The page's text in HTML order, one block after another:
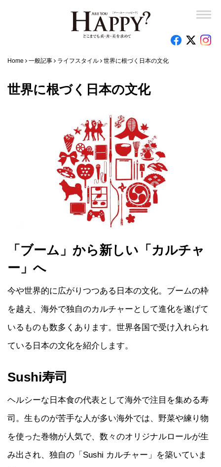
Home 一般記事 ライフスタイル 世界に根づく日本の文化
世界に根づく日本の文化
「ブーム」から新しい「カルチャ
ー」へ
今や世界的に広がりつつある日本の文化。ブームの枠
を越え、海外で独自のカルチャーとして進化を遂げて
いるものも数多くあります。世界各国で受け入れられ
ている日本の文化を紹介します。
Sushi寿司
ヘルシーな日本食の代表として海外で注目を集める寿
司。生ものが苦手な人が多い海外では、野菜や練り物
を使った巻物が人気で、数々のオリジナルロールが生
み出され、独自の「Sushi カルチャー」を築いていま